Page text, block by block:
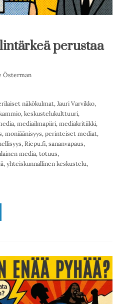
perustaa
Österman
näkökulmat, Jauri Varvikko,
, keskustelukulttuuri,
, mediailmapiiri, mediakritiikki,
, moniäänisyys, perinteiset mediat,
, Riepu.fi, sananvapaus,
media, totuus,
, yhteiskunnallinen keskustelu,